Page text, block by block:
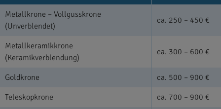
Metallkrone – Vollgusskrone
(Unverblendet)
ca. 250 – 450 €
Metallkeramikkrone
(Keramikverblendung)
ca. 300 – 600 €
Goldkrone
ca. 500 – 900 €
Teleskopkrone
ca. 700 – 900 €